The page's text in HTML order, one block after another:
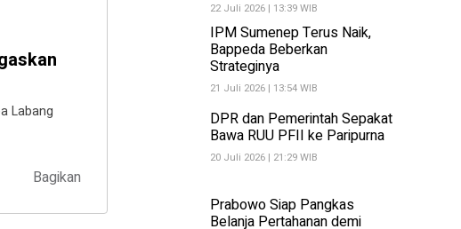
Labang
Bagikan
22 Juli 2026 | 13:39 WIB
IPM Sumenep Terus Naik,
Bappeda Beberkan
Strateginya
21 Juli 2026 | 13:54 WIB
DPR dan Pemerintah Sepakat
Bawa RUU PFII ke Paripurna
20 Juli 2026 | 21:29 WIB
Prabowo Siap Pangkas
Belanja Pertahanan demi